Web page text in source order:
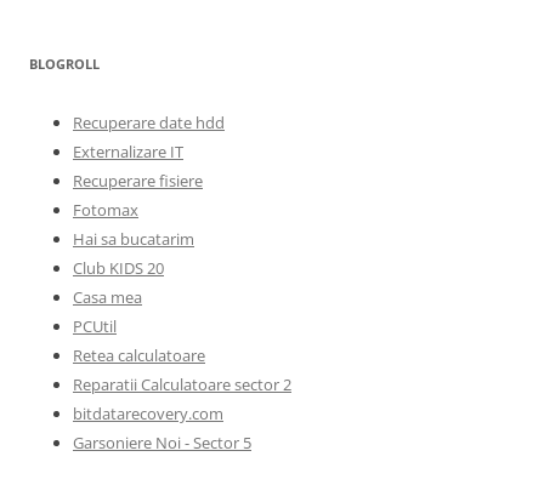
BLOGROLL
Recuperare date hdd
Externalizare IT
Recuperare fisiere
Fotomax
Hai sa bucatarim
Club KIDS 20
Casa mea
PCUtil
Retea calculatoare
Reparatii Calculatoare sector 2
bitdatarecovery.com
Garsoniere Noi - Sector 5